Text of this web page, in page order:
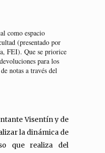
como espacio
(presentado por
FEI). Que se priorice
para los
notas a través del
Visentín y de
la dinámica de
que realiza del